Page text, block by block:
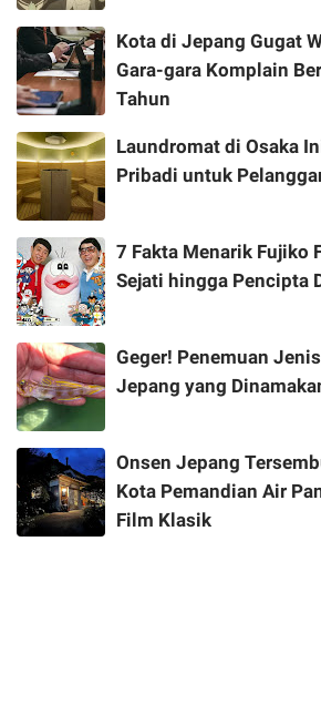
Kota di Jepang Gugat
Gara-gara Komplain
Tahun
Laundromat di Osaka
Pribadi untuk
7 Fakta Menarik Fujiko
Sejati hingga Pencipta
Geger! Penemuan
Jepang yang
Onsen Jepang
Kota Pemandian Air
Film Klasik